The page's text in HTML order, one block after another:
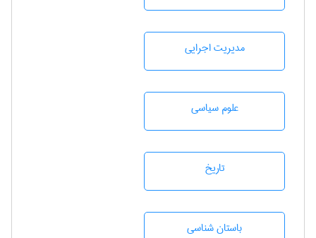
مديريت اجرايی
علوم سياسی
تاريخ
باستان شناسی